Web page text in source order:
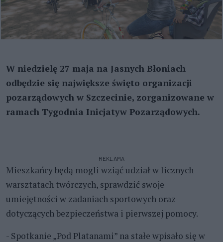
W niedzielę 27 maja na Jasnych Błoniach
odbędzie się największe święto organizacji
pozarządowych w Szczecinie, zorganizowane w
ramach Tygodnia Inicjatyw Pozarządowych.
REKLAMA
Mieszkańcy będą mogli wziąć udział w licznych
warsztatach twórczych, sprawdzić swoje
umiejętności w zadaniach sportowych oraz
dotyczących bezpieczeństwa i pierwszej pomocy.
- Spotkanie „Pod Platanami” na stałe wpisało się w